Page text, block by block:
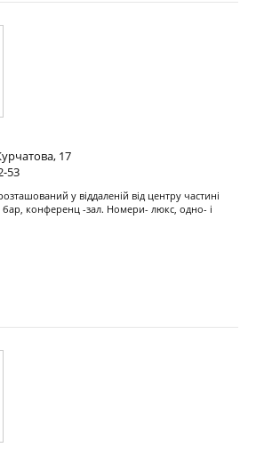
17
53
у віддаленій від центру частині
бар, конференц -зал. Номери- люкс, одно- і